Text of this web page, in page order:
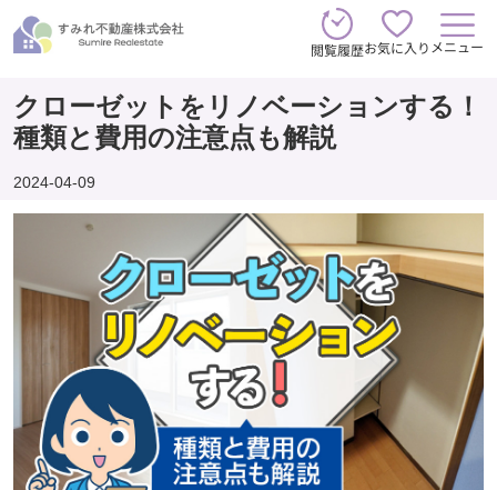
閲覧履歴お気に入り メニュー
クローゼットをリノベーションする！
種類と費用の注意点も解説
2024-04-09